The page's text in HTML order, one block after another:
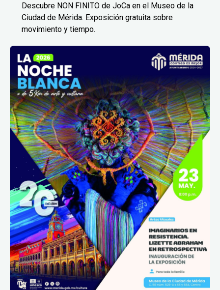
Descubre NON FINITO de JoCa en el Museo de la
Ciudad de Mérida. Exposición gratuita sobre
movimiento y tiempo.